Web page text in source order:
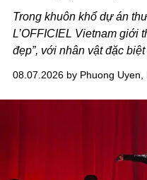
Trong khuôn khổ dự án
L’OFFICIEL Vietnam giới
đẹp”, với nhân vật đặc
Cà Phê Cà Pháo mang
hút nhiều thực khách ghé
08.07.2026 by Phuong Uyen,